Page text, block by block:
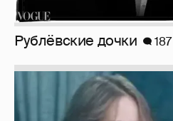
Рублёвские дочки 187